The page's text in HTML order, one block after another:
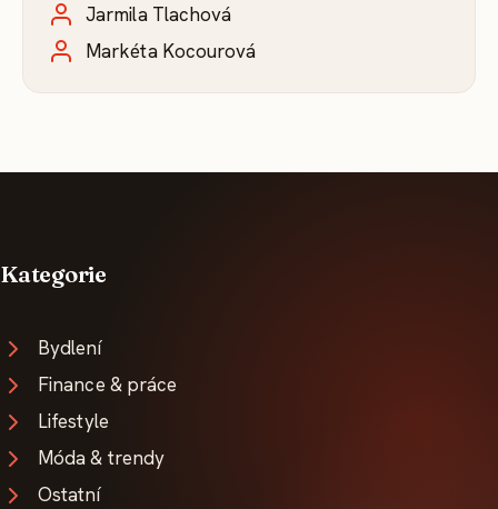
Jarmila Tlachová
Markéta Kocourová
Kategorie
Bydlení
Finance & práce
Lifestyle
Móda & trendy
Ostatní